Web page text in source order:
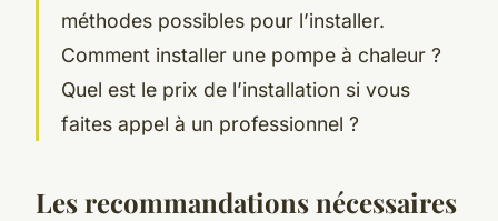
méthodes possibles pour l’installer.
Comment installer une pompe à chaleur ?
Quel est le prix de l’installation si vous
faites appel à un professionnel ?
Les recommandations nécessaires